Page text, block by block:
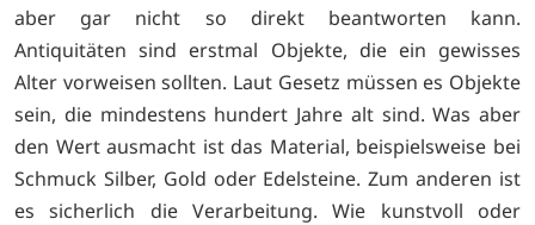
aber gar nicht so direkt beantworten kann.
Antiquitäten sind erstmal Objekte, die ein gewisses
Alter vorweisen sollten. Laut Gesetz müssen es Objekte
sein, die mindestens hundert Jahre alt sind. Was aber
den Wert ausmacht ist das Material, beispielsweise bei
Schmuck Silber, Gold oder Edelsteine. Zum anderen ist
es sicherlich die Verarbeitung. Wie kunstvoll oder